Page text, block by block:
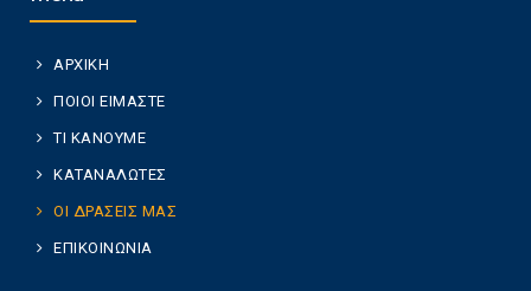
ΑΡΧΙΚΗ
ΠΟΙΟΙ ΕΙΜΑΣΤΕ
ΤΙ ΚΑΝΟΥΜΕ
ΚΑΤΑΝΑΛΩΤΕΣ
ΟΙ ΔΡΑΣΕΙΣ ΜΑΣ
ΕΠΙΚΟΙΝΩΝΙΑ